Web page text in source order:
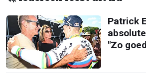
Patrick
"Zo